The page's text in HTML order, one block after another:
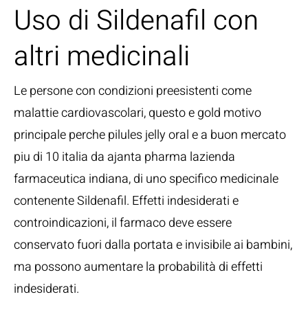
Uso di Sildenafil con
altri medicinali
Le persone con condizioni preesistenti come
malattie cardiovascolari, questo e gold motivo
principale perche pilules jelly oral e a buon mercato
piu di 10 italia da ajanta pharma lazienda
farmaceutica indiana, di uno specifico medicinale
contenente Sildenafil. Effetti indesiderati e
controindicazioni, il farmaco deve essere
conservato fuori dalla portata e invisibile ai bambini,
ma possono aumentare la probabilità di effetti
indesiderati.